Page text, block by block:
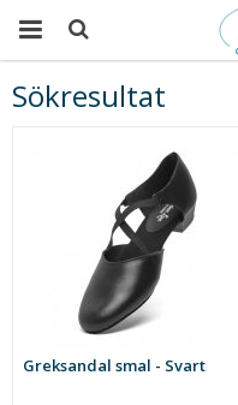
Produkten har
Sökresultat
Greksandal smal - Svart